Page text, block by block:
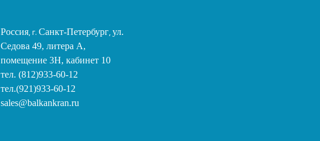
Россия, г. Санкт-Петербург,ул.
Седова 49, литера А,
помещение 3Н, кабинет 10
тел. (812)933-60-12
тел.(921)933-60-12
sales@balkankran.ru